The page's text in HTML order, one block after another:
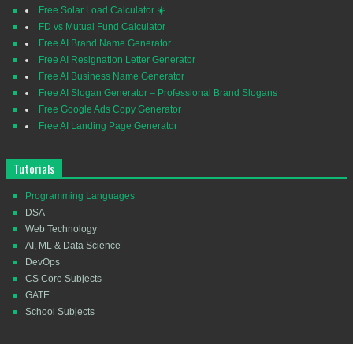
Free Solar Load Calculator ☀️
FD vs Mutual Fund Calculator
Free AI Brand Name Generator
Free AI Resignation Letter Generator
Free AI Business Name Generator
Free AI Slogan Generator – Professional Brand Slogans
Free Google Ads Copy Generator
Free AI Landing Page Generator
Tutorials
Programming Languages
DSA
Web Technology
AI, ML & Data Science
DevOps
CS Core Subjects
GATE
School Subjects